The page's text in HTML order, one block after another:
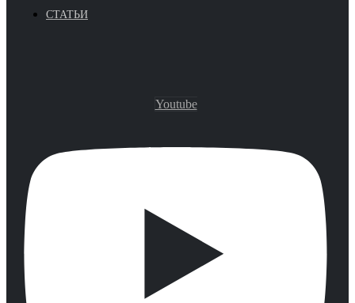
СТАТЬИ
Youtube